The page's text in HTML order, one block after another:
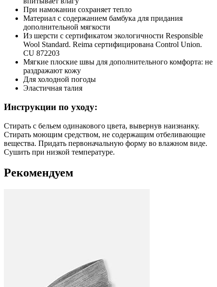
При намокании сохраняет тепло
Материал с содержанием бамбука для придания
дополнительной мягкости
Из шерсти с сертификатом экологичности Responsible
Wool Standard. Reima сертифицирована Control Union.
CU 872203
Мягкие плоские швы для дополнительного комфорта: не
раздражают кожу
Для холодной погоды
Эластичная талия
Инструкции по уходу:
Стирать с бельем одинакового цвета, вывернув наизнанку.
Стирать моющим средством, не содержащим отбеливающие
вещества. Придать первоначальную форму вo влажном виде.
Сушить при низкой температуре.
Рекомендуем